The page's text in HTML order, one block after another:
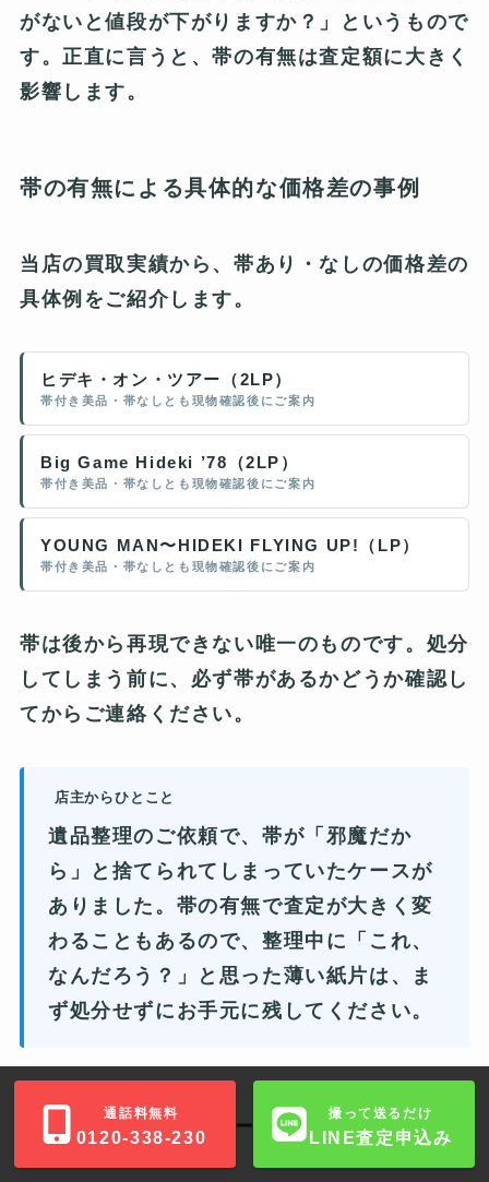
がないと値段が下がりますか？」というもので
す。正直に言うと、帯の有無は査定額に大きく
影響します。
帯の有無による具体的な価格差の事例
当店の買取実績から、帯あり・なしの価格差の
具体例をご紹介します。
ヒデキ・オン・ツアー（2LP）
帯付き美品・帯なしとも現物確認後にご案内
Big Game Hideki ’78（2LP）
帯付き美品・帯なしとも現物確認後にご案内
YOUNG MAN〜HIDEKI FLYING UP!（LP）
帯付き美品・帯なしとも現物確認後にご案内
帯は後から再現できない唯一のものです。処分
してしまう前に、必ず帯があるかどうか確認し
てからご連絡ください。
店主からひとこと
遺品整理のご依頼で、帯が「邪魔だか
ら」と捨てられてしまっていたケースが
ありました。帯の有無で査定が大きく変
わることもあるので、整理中に「これ、
なんだろう？」と思った薄い紙片は、ま
ず処分せずにお手元に残してください。
歌詞カード・ポスター・特典封入の査定へ
通話料無料
0120-338-230
撮って送るだけ
LINE査定申込み